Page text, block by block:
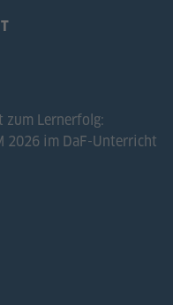
zum Lernerfolg:
2026 im DaF-Unterricht